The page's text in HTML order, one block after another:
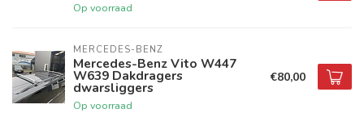
Op voorraad
MERCEDES-BENZ
Mercedes-Benz Vito W447
W639 Dakdragers
dwarsliggers
Op voorraad
€80,00